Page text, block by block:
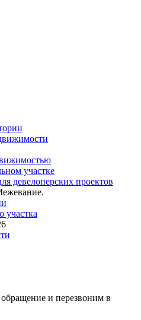
участке
девелоперских проектов
участка
и перезвоним в